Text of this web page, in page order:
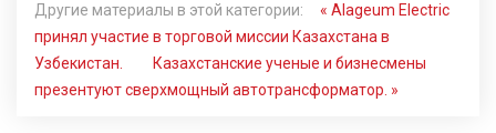
Другие материалы в этой категории:
« Alageum Electric
принял участие в торговой миссии Казахстана в
Узбекистан.
Казахстанские ученые и бизнесмены
презентуют сверхмощный автотрансформатор. »